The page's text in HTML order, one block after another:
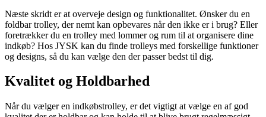
Næste skridt er at overveje design og funktionalitet. Ønsker du en
foldbar trolley, der nemt kan opbevares når den ikke er i brug? Eller
foretrækker du en trolley med lommer og rum til at organisere dine
indkøb? Hos JYSK kan du finde trolleys med forskellige funktioner
og designs, så du kan vælge den der passer bedst til dig.
Kvalitet og Holdbarhed
Når du vælger en indkøbstrolley, er det vigtigt at vælge en af god